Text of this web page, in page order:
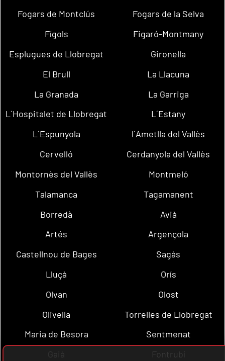
Fogars de Montclús
Fogars de la Selva
Fígols
Figaró-Montmany
Esplugues de Llobregat
Gironella
El Brull
La Llacuna
La Granada
La Garriga
L´Hospitalet de Llobregat
L´Estany
L´Espunyola
l´Ametlla del Vallès
Cervelló
Cerdanyola del Vallès
Montornès del Vallès
Montmeló
Talamanca
Tagamanent
Borredà
Avià
Artés
Argençola
Castellnou de Bages
Sagàs
Lluçà
Orís
Olvan
Olost
Olivella
Torrelles de Llobregat
Maria de Besora
Sentmenat
Gaià
Fontrubí